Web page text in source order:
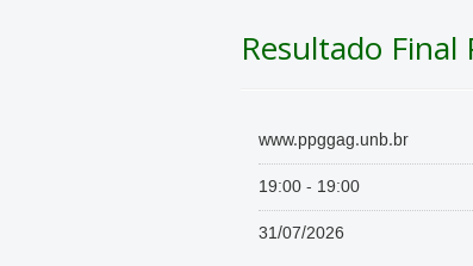
Resultado Final
www.ppggag.unb.br
19:00 - 19:00
31/07/2026